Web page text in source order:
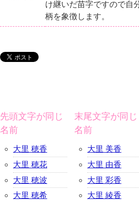
け継いだ苗字ですので自
柄を象徴します。
先頭文字が同じ
名前
大里 穂香
大里 穂花
大里 穂波
大里 穂希
末尾文字が同じ
名前
大里 美香
大里 由香
大里 彩香
大里 綾香